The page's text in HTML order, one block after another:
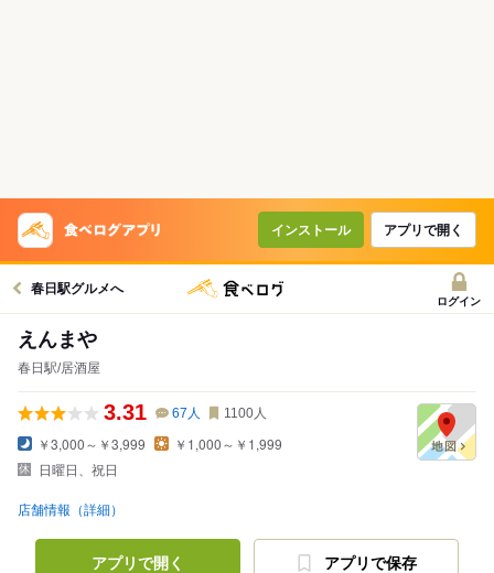
インストール アプリで開く
春日駅グルメへ
ログイン
えんまや
春日駅/居酒屋
3.31 67 人 1100人
￥3,000～￥3,999
￥1,000～￥1,999
日曜日、祝日
店舗情報（詳細）
アプリで開く アプリで保存